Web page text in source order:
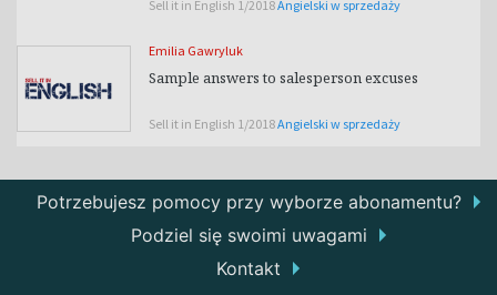
Sell it in English 1/2018Angielski w sprzedaży
Emilia Gawryluk
Sample answers to salesperson excuses
Sell it in English 1/2018Angielski w sprzedaży
Potrzebujesz pomocy przy wyborze abonamentu?
Podziel się swoimi uwagami
Kontakt